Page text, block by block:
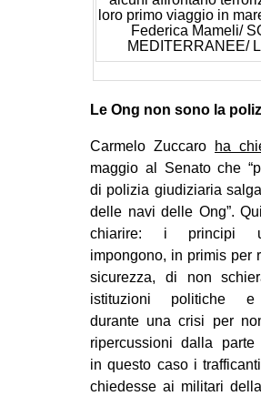
loro primo viaggio in
Federica Mameli/
MEDITERRANEE/
Le Ong non sono la
Carmelo Zuccaro ha
maggio al Senato che
di polizia giudiziaria
delle navi delle Ong”.
chiarire: i principi
impongono, in primis per
sicurezza, di non
istituzioni politiche e
durante una crisi per
ripercussioni dalla parte
in questo caso i
chiedesse ai militari